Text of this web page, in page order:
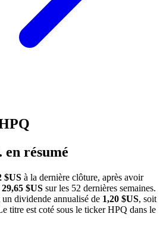
résumé
$US à la dernière clôture, après avoir
29,65 $US sur les 52 dernières semaines.
dividende annualisé de 1,20 $US, soit
titre est coté sous le tickerHPQ dans le